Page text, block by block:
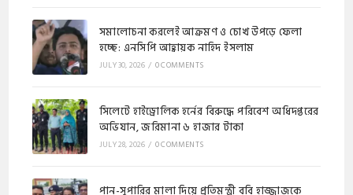
সমালোচনা করলেই আক্রমণ ও চোখ উপড়ে ফেলা
হচ্ছে: এনসিপি আহ্বায়ক নাহিদ ইসলাম
JULY 30, 2026 / 0 COMMENTS
​সিলেটে হাইড্রোলিক হর্নের বিরুদ্ধে পরিবেশ অধিদপ্তরের
অভিযান, জরিমানা ৬ হাজার টাকা
JULY 28, 2026 / 0 COMMENTS
পান-সুপারির মালা দিয়ে প্রতিমন্ত্রী ববি হাজ্জাজকে